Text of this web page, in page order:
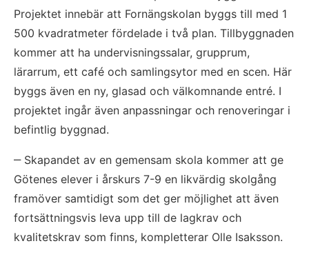
Projektet innebär att Fornängskolan byggs till med 1
500 kvadratmeter fördelade i två plan. Tillbyggnaden
kommer att ha undervisningssalar, grupprum,
lärarrum, ett café och samlingsytor med en scen. Här
byggs även en ny, glasad och välkomnande entré. I
projektet ingår även anpassningar och renoveringar i
befintlig byggnad.
‒ Skapandet av en gemensam skola kommer att ge
Götenes elever i årskurs 7-9 en likvärdig skolgång
framöver samtidigt som det ger möjlighet att även
fortsättningsvis leva upp till de lagkrav och
kvalitetskrav som finns, kompletterar Olle Isaksson.